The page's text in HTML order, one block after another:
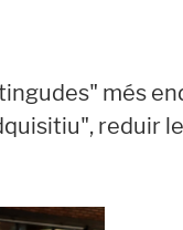
més
reduir